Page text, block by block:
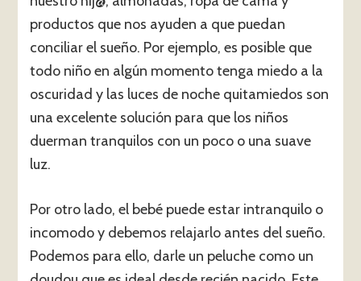
productos que nos ayuden a que puedan
conciliar el sueño. Por ejemplo, es posible que
todo niño en algún momento tenga miedo a la
oscuridad y las luces de noche quitamiedos son
una excelente solución para que los niños
duerman tranquilos con un poco o una suave
luz.
Por otro lado, el bebé puede estar intranquilo o
incomodo y debemos relajarlo antes del sueño.
Podemos para ello, darle un peluche como un